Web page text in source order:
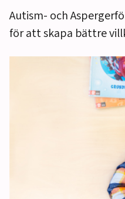
Autism- och
för att skapa bättre